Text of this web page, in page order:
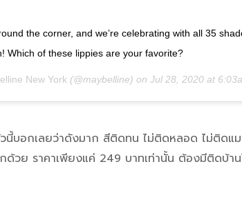
the corner, and we’re celebrating with all 35
Which of these lippies are your favorite?
New York (@maybelline) on Jul 28, 2020 at
บอกเลยว่าดังมาก สีติดทน ไม่ติดหลอด ไม่ติดแม
วย ราคาเพียงแค่ 249 บาทเท่านั้น ต้องมีติดบ้านไ